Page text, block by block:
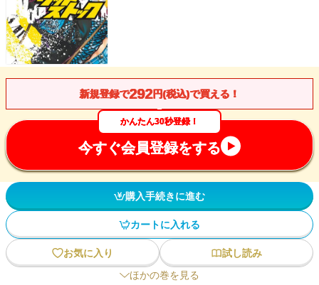
新規登録で292円(税込)で買える！
かんたん30秒登録！
今すぐ会員登録をする
購入手続きに進む
カートに入れる
お気に入り
試し読み
ほかの巻を見る